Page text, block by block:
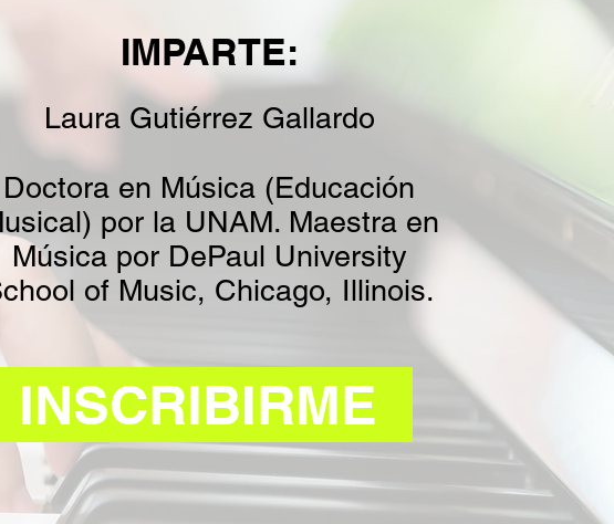
IMPARTE:
Laura Gutiérrez Gallardo
Doctora en Música (Educación
por la UNAM. Maestra en
Música por DePaul University
of Music, Chicago, Illinois.
INSCRIBIRME